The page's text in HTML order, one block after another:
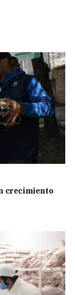
crecimiento